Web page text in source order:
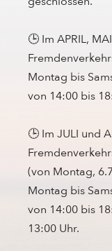
🕒 Im APRIL,
Montag bis
von 14:00 bis
🕒 Im JULI und
(von Montag,
Montag bis
von 14:00 bis
13:00 Uhr.